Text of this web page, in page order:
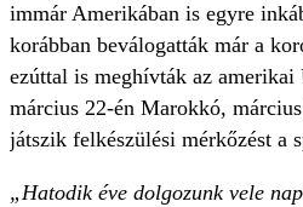
immár Amerikában is egyre
korábban beválogatták már a
ezúttal is meghívták az amerikai
március 22-én Marokkó,
játszik felkészülési mérkőzést a
„Hatodik éve dolgozunk vele